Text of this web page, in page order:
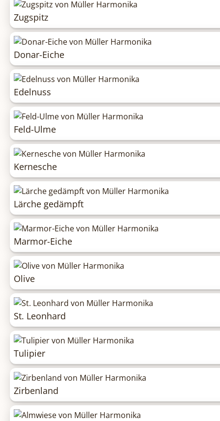
Zugspitz
Donar-Eiche
Edelnuss
Feld-Ulme
Kernesche
Lärche gedämpft
Marmor-Eiche
Olive
St. Leonhard
Tulipier
Zirbenland